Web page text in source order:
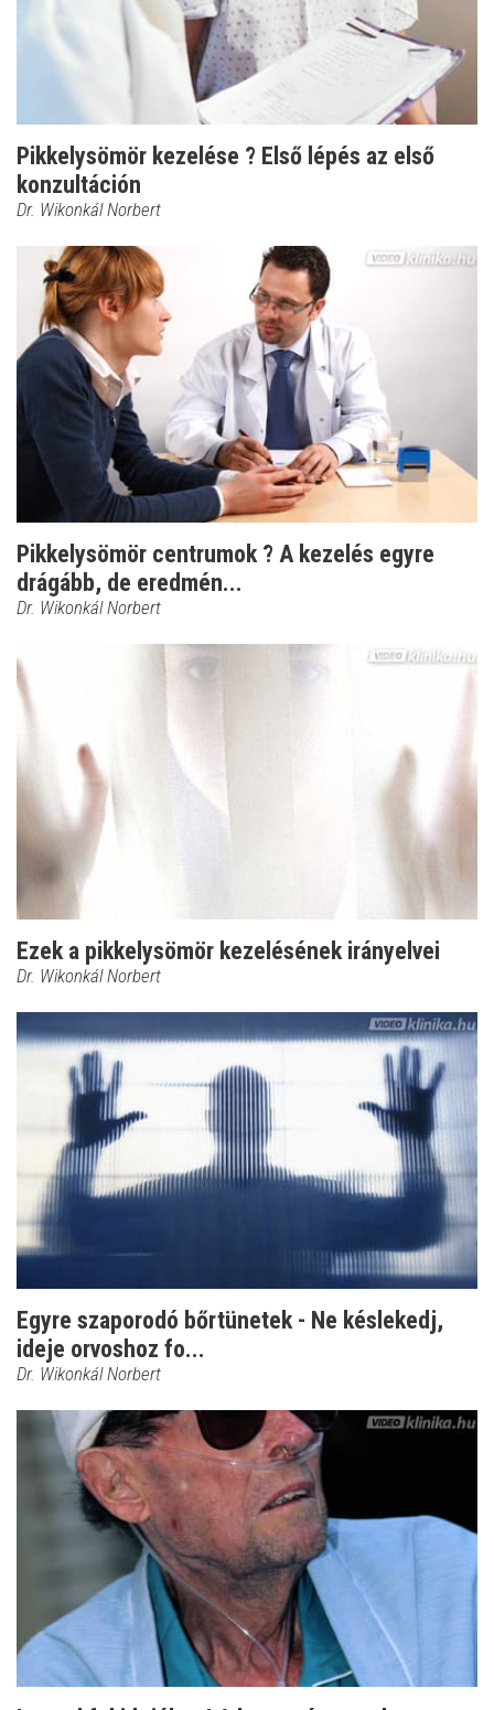
Pikkelysömör kezelése ? Első lépés az első
konzultáción
Dr. Wikonkál Norbert
Pikkelysömör centrumok ? A kezelés egyre
drágább, de eredmén...
Dr. Wikonkál Norbert
Ezek a pikkelysömör kezelésének irányelvei
Dr. Wikonkál Norbert
Egyre szaporodó bőrtünetek - Ne késlekedj,
ideje orvoshoz fo...
Dr. Wikonkál Norbert